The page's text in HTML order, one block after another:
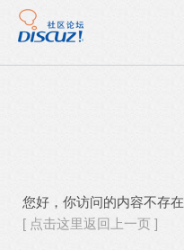
您好，你访问的内容不存在
[ 点击这里返回上一页 ]